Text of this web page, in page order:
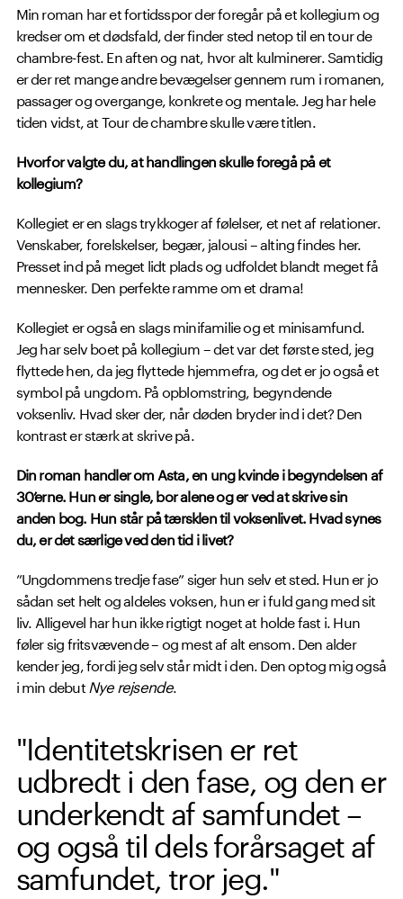
Min roman har et fortidsspor der foregår på et kollegium og
kredser om et dødsfald, der finder sted netop til en tour de
chambre-fest. En aften og nat, hvor alt kulminerer. Samtidig
er der ret mange andre bevægelser gennem rum i romanen,
passager og overgange, konkrete og mentale. Jeg har hele
tiden vidst, at Tour de chambre skulle være titlen.
Hvorfor valgte du, at handlingen skulle foregå på et
kollegium?
Kollegiet er en slags trykkoger af følelser, et net af relationer.
Venskaber, forelskelser, begær, jalousi – alting findes her.
Presset ind på meget lidt plads og udfoldet blandt meget få
mennesker. Den perfekte ramme om et drama!
Kollegiet er også en slags minifamilie og et minisamfund.
Jeg har selv boet på kollegium – det var det første sted, jeg
flyttede hen, da jeg flyttede hjemmefra, og det er jo også et
symbol på ungdom. På opblomstring, begyndende
voksenliv. Hvad sker der, når døden bryder ind i det? Den
kontrast er stærk at skrive på.
Din roman handler om Asta, en ung kvinde i begyndelsen af
30’erne. Hun er single, bor alene og er ved at skrive sin
anden bog. Hun står på tærsklen til voksenlivet. Hvad synes
du, er det særlige ved den tid i livet?
”Ungdommens tredje fase” siger hun selv et sted. Hun er jo
sådan set helt og aldeles voksen, hun er i fuld gang med sit
liv. Alligevel har hun ikke rigtigt noget at holde fast i. Hun
føler sig fritsvævende – og mest af alt ensom. Den alder
kender jeg, fordi jeg selv står midt i den. Den optog mig også
i min debut Nye rejsende.
"Identitetskrisen er ret
udbredt i den fase, og den er
underkendt af samfundet –
og også til dels forårsaget af
samfundet, tror jeg."